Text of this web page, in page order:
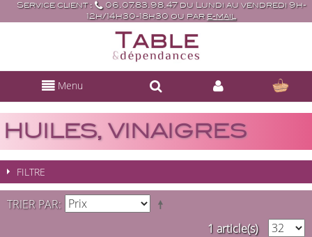
Service client :
06.07.83.98.47 du Lundi au vendredi 9h-
12h/14h30-18h30 ou par e-mail
Menu
HUILES, VINAIGRES
FILTRE
TRIER PAR
1 article(s)